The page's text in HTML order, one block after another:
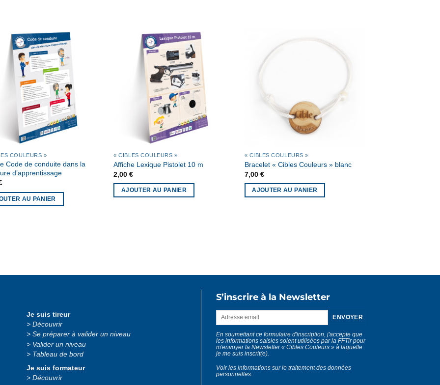
AJOUTER
SOUHAITS
COULEURS »
Code de conduite dans la
d’apprentissage
AU PANIER
AJOUTER
LISTE DE
SOUHAITS
« CIBLES COULEURS »
Affiche Lexique Pistolet 10 m
2,00€
AJOUTER AU PANIER
AJOUTER
À MA
« CIBLES COULEURS »
Bracelet « Cibles Couleurs » blanc
7,00 €
AJOUTER AU PANIER
Je suis tireur
Découvrir
Se préparer à valider un niveau
Valider un niveau
Tableau de bord
Je suis formateur
Découvrir
S’inscrire à la Newsletter
En soumettant ce formulaire d'inscription, j'accepte que
les informations saisies soient utilisées par la FFTir pour
m'envoyer la Newsletter « Cibles Couleurs » à laquelle
je me suis inscrit(e).
Voir les informations sur le traitement des données
personnelles